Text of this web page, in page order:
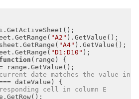
"A2"
"A4"
"D1:D10"
function ( range )
date matches the value in
cell in column E